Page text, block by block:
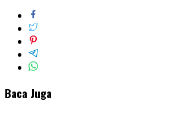
Baca Juga